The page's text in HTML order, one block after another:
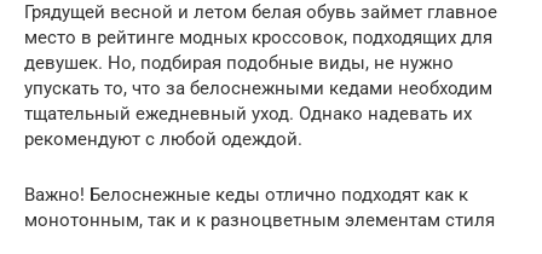
Грядущей весной и летом белая обувь займет главное
место в рейтинге модных кроссовок, подходящих для
девушек. Но, подбирая подобные виды, не нужно
упускать то, что за белоснежными кедами необходим
тщательный ежедневный уход. Однако надевать их
рекомендуют с любой одеждой.
Важно! Белоснежные кеды отлично подходят как к
монотонным, так и к разноцветным элементам стиля